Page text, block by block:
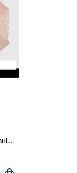
Труси жіночі NADIZI 0605 13А Різні кольори